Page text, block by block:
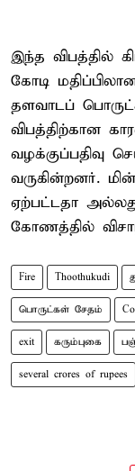
இந்த விபத்தில்
கோடி
தளவாடப்
விபத்திற்கான
வழக்குப்பதிவு
வருகின்றனர்.
ஏற்பட்டதா
கோணத்தில்
Fire Thoothukudi
பொருட்கள் சேதம்
exit கரும்புகை
several crores of rupees